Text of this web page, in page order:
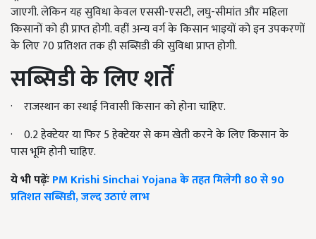
जाएगी. लेकिन यह सुविधा केवल एससी-एसटी,लघु-सीमांत और महिला
किसानों को ही प्राप्त होगी. वहीं अन्य वर्ग के किसान भाइयों को इन उपकरणों
के लिए 70 प्रतिशत तक ही सब्सिडी की सुविधा प्राप्त होगी.
सब्सिडी के लिए शर्तें
·
राजस्थान का स्थाई निवासी किसान को होना चाहिए.
·
0.2 हेक्टेयर या फिर 5 हेक्टेयर से कम खेती करने के लिए किसान के
पास भूमि होनी चाहिए.
ये भी पढ़ेंःPM Krishi Sinchai Yojana के तहत मिलेगी 80 से 90
प्रतिशत सब्सिडी, जल्द उठाएं लाभ